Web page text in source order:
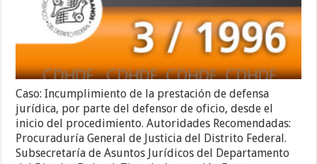
Caso: Incumplimiento de la prestación de defensa
jurídica, por parte del defensor de oficio, desde el
inicio del procedimiento. Autoridades Recomendadas:
Procuraduría General de Justicia del Distrito Federal.
Subsecretaría de Asuntos Jurídicos del Departamento